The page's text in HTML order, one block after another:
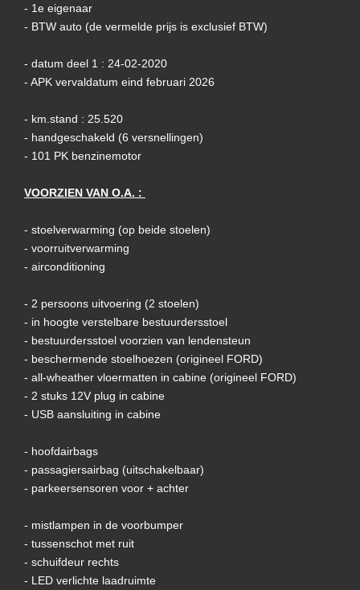
- 1e eigenaar
- BTW auto (de vermelde prijs is exclusief BTW)
- datum deel 1 : 24-02-2020
- APK vervaldatum eind februari 2026
- km.stand : 25.520
- handgeschakeld (6 versnellingen)
- 101 PK benzinemotor
VOORZIEN VAN O.A. :
- stoelverwarming (op beide stoelen)
- voorruitverwarming
- airconditioning
- 2 persoons uitvoering (2 stoelen)
- in hoogte verstelbare bestuurdersstoel
- bestuurdersstoel voorzien van lendensteun
- beschermende stoelhoezen (origineel FORD)
- all-wheather vloermatten in cabine (origineel FORD)
- 2 stuks 12V plug in cabine
- USB aansluiting in cabine
- hoofdairbags
- passagiersairbag (uitschakelbaar)
- parkeersensoren voor + achter
- mistlampen in de voorbumper
- tussenschot met ruit
- schuifdeur rechts
- LED verlichte laadruimte